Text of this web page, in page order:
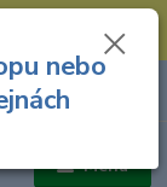
731 449 423 --
Menu
za
nebo